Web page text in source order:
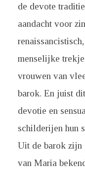
de devote
aandacht voor
menselijke
vrouwen van
barok. En juist
devotie en
schilderijen hun
Uit de barok zijn
van Maria